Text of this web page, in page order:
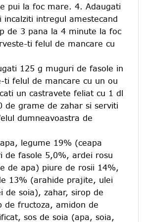
pui la foc mare. 4. Adaugati
incalziti intregul amestecand
de 3 pana la 4 minute la foc
ti felul de mancare cu
125 g muguri de fasole in
ti felul de mancare cu un ou
un castravete feliat cu 1 dl
de grame de zahar si serviti
dumneavoastra de
legume 19% (ceapa
de fasole 5,0%, ardei rosu
de apa) piure de rosii 14%,
13% (arahide prajite, ulei
de soia), zahar, sirop de
de fructoza, amidon de
sos de soia (apa, soia,